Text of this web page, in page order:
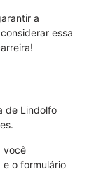
a
essa
de Lindolfo
você
o formulário